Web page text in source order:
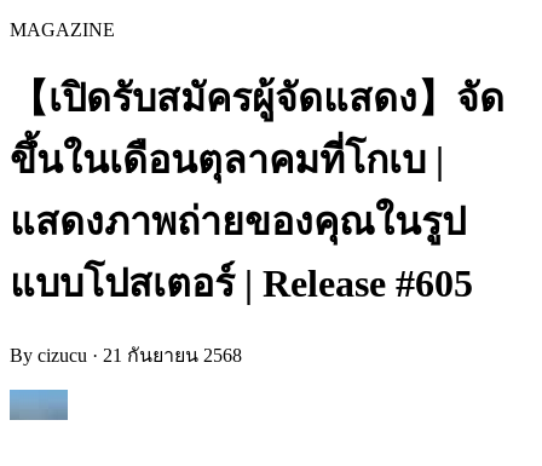
MAGAZINE
【เปิดรับสมัครผู้จัดแสดง】จัด
ขึ้นในเดือนตุลาคมที่โกเบ |
แสดงภาพถ่ายของคุณในรูป
แบบโปสเตอร์ | Release #605
By cizucu · 21 กันยายน 2568